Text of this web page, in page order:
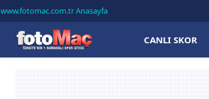
www.fotomac.com.tr Anasayfa
CANLI SKOR